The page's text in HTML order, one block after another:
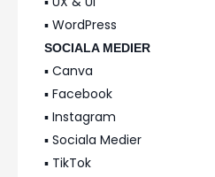
▪️ WordPress
SOCIALA MEDIER
▪️ Canva
▪️ Facebook
▪️ Instagram
▪️ Sociala Medier
▪️ TikTok